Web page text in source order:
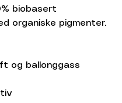
biobasert
organiske pigmenter.
og ballonggass